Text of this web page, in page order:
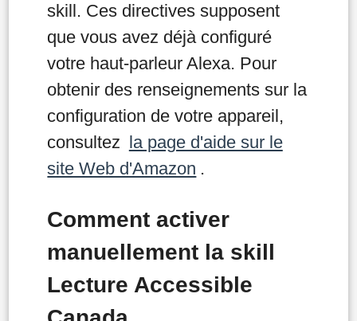
skill. Ces directives supposent
que vous avez déjà configuré
votre haut-parleur Alexa. Pour
obtenir des renseignements sur la
configuration de votre appareil,
consultez
la page d'aide sur le
site Web d'Amazon .
Comment activer
manuellement la skill
Lecture Accessible